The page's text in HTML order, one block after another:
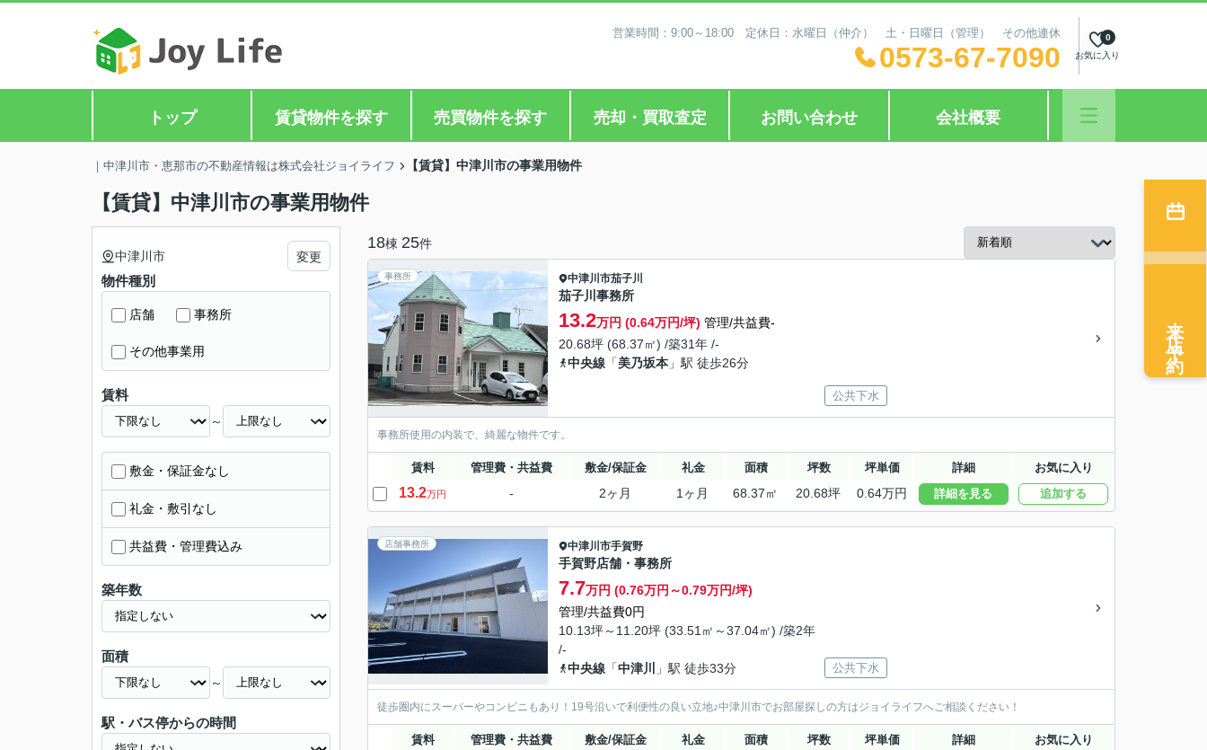
営業時間：9:00～18:00 定休日：水曜日（仲介） 土・日曜日（管理） その他連休
0573-67-7090 お気に入り
0
トップ 賃貸物件を探す 売買物件を探す 売却・買取査定 お問い合わせ 会社概要
｜中津川市・恵那市の不動産情報は株式会社ジョイライフ 【賃貸】中津川市の事業用物件
【賃貸】中津川市の事業用物件
18棟 25件
事務所 中津川市茄子川
茄子川事務所
13.2万円 (0.64万円/坪) 管理/共益費-
20.68坪 (68.37㎡) /築31年 /-
中央線 「美乃坂本 」駅 徒歩26分
公共下水
事務所使用の内装で、綺麗な物件です。
賃料 管理費・共益費 敷金/保証金 礼金 面積 坪数 坪単価 詳細 お気に入り
13.2万円 - 2ヶ月 1ヶ月 68.37㎡ 20.68坪 0.64万円 詳細を見る 追加する
店舗事務所 中津川市手賀野
手賀野店舗・事務所
7.7万円 (0.76万円～0.79万円/坪)
管理/共益費0円
10.13坪～11.20坪 (33.51㎡～37.04㎡) /築2年
/-
中央線 「中津川 」駅 徒歩33分 公共下水
徒歩圏内にスーパーやコンビニもあり！19号沿いで利便性の良い立地♪中津川市でお部屋探しの方はジョイライフへご相談ください！
賃料 管理費・共益費 敷金/保証金 礼金 面積 坪数 坪単価 詳細 お気に入り
中津川市 変更
物件種別
店舗 事務所
その他事業用
賃料
～
敷金・保証金なし
礼金・敷引なし
共益費・管理費込み
築年数
面積
～
駅・バス停からの時間
来店予約